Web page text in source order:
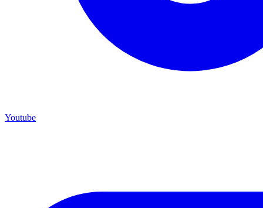
Youtube